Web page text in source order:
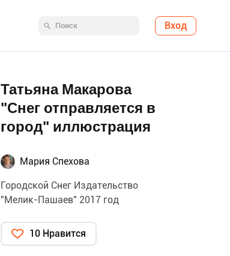
Вход
Татьяна Макарова
"Снег отправляется в
город" иллюстрация
Мария Спехова
Городской Снег Издательство
"Мелик-Пашаев" 2017 год
10 Нравится